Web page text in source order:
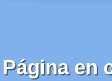
Página en